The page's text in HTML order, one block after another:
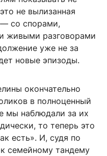
не вылизанная
— со спорами,
живыми разговорами
уже не за
новые эпизоды.
окончательно
в полноценный
мы наблюдали за их
то теперь это
есть». И, судя по
семейному тандему